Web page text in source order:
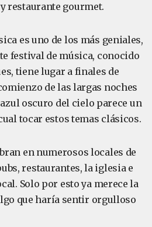
restaurante gourmet.
es uno de los más geniales,
festival de música, conocido
tiene lugar a finales de
de las largas noches
oscuro del cielo parece un
tocar estos temas clásicos.
en numerosos locales de
restaurantes, la iglesia e
Solo por esto ya merece la
que haría sentir orgulloso